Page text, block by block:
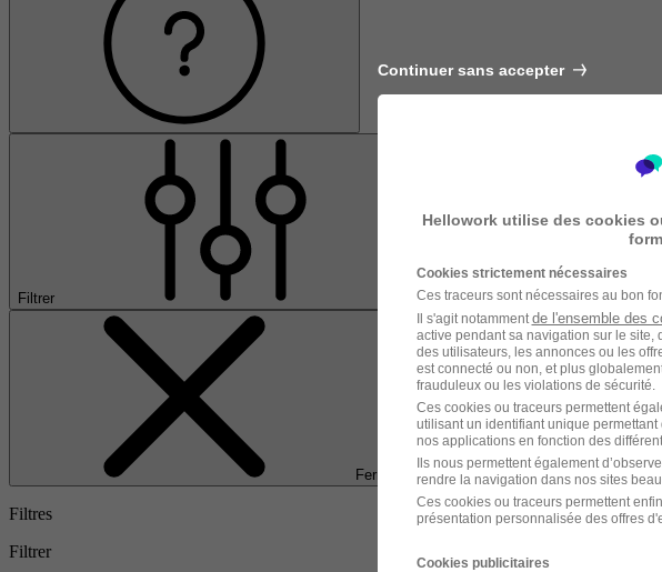
Filtrer
Fermer
Filtres
Filtrer
Continuer sans accepter
Hellowork utilise des cookies
Cookies strictement nécessaires
Ces traceurs sont nécessaires au bon
Il s'agit notamment de l'ensemble des
active pendant sa navigation sur le site,
des utilisateurs, les annonces ou les
est connecté ou non, et plus
frauduleux ou les violations de sécurité.
Ces cookies ou traceurs permettent
utilisant un identifiant unique
nos applications en fonction des
Ils nous permettent également
rendre la navigation dans nos sites
Ces cookies ou traceurs permettent
présentation personnalisée des offres
Cookies publicitaires